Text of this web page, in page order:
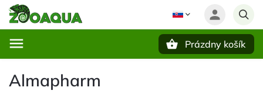
Prázdny košík
Almapharm